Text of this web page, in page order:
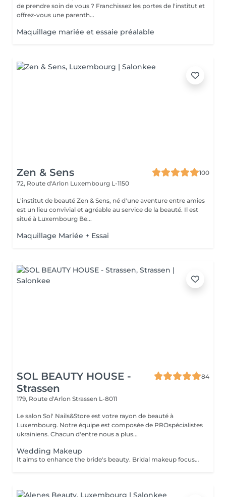
de prendre soin de vous ? Franchissez les portes de l'institut et
offrez-vous une parenth...
Maquillage mariée et essaie préalable
Zen & Sens
100
72, Route d'Arlon Luxembourg L-1150
L'institut de beauté Zen & Sens, né d'une aventure entre amies
est un lieu convivial et agréable au service de la beauté. Il est
situé à Luxembourg Be...
Maquillage Mariée + Essai
SOL BEAUTY HOUSE -
Strassen
84
179, Route d'Arlon Strassen L-8011
Le salon Sol' Nails&Store est votre rayon de beauté à
Luxembourg. Notre équipe est composée de PROspécialistes
ukrainiens. Chacun d'entre nous a plus...
Wedding Makeup
It aims to enhance the bride's beauty. Bridal makeup focuses on creating a flawless elegant and timeless look for your special day. It includes: - perfect foundation - correction - eyes makeup - eyebrows - perfect lips